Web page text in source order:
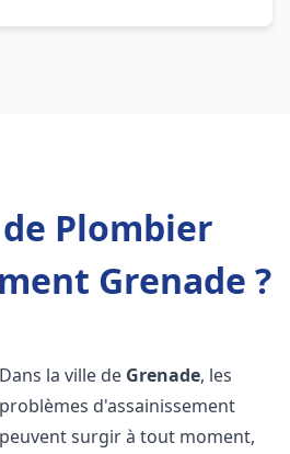
Plombier
Grenade ?
Dans la ville de Grenade, les
problèmes d'assainissement
peuvent surgir à tout moment,